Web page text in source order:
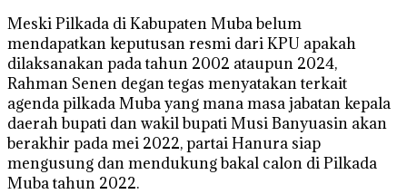
Meski Pilkada di Kabupaten Muba belum
mendapatkan keputusan resmi dari KPU apakah
dilaksanakan pada tahun 2002 ataupun 2024,
Rahman Senen degan tegas menyatakan terkait
agenda pilkada Muba yang mana masa jabatan kepala
daerah bupati dan wakil bupati Musi Banyuasin akan
berakhir pada mei 2022, partai Hanura siap
mengusung dan mendukung bakal calon di Pilkada
Muba tahun 2022.